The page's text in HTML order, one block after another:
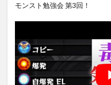
モンスト勉強会 第3回！